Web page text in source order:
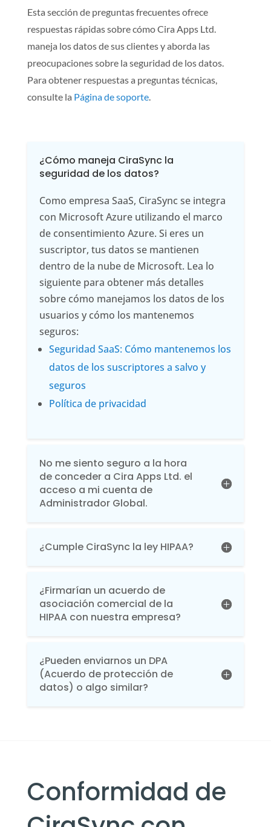
Esta sección de preguntas frecuentes ofrece
respuestas rápidas sobre cómo Cira Apps Ltd.
maneja los datos de sus clientes y aborda las
preocupaciones sobre la seguridad de los datos.
Para obtener respuestas a preguntas técnicas,
consulte la Página de soporte.
¿Cómo maneja CiraSync la
seguridad de los datos?
Como empresa SaaS, CiraSync se integra
con Microsoft Azure utilizando el marco
de consentimiento Azure. Si eres un
suscriptor, tus datos se mantienen
dentro de la nube de Microsoft. Lea lo
siguiente para obtener más detalles
sobre cómo manejamos los datos de los
usuarios y cómo los mantenemos
seguros:
Seguridad SaaS: Cómo mantenemos los
datos de los suscriptores a salvo y
seguros
Política de privacidad
No me siento seguro a la hora
de conceder a Cira Apps Ltd. el
acceso a mi cuenta de
Administrador Global.
¿Cumple CiraSync la ley HIPAA?
¿Firmarían un acuerdo de
asociación comercial de la
HIPAA con nuestra empresa?
¿Pueden enviarnos un DPA
(Acuerdo de protección de
datos) o algo similar?
Conformidad de